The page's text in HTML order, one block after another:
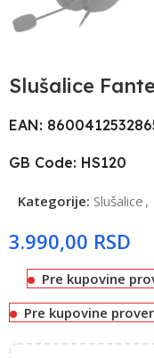
Slušalice
EAN:
GB Code: HS120
Kategorije: Slušalice ,
RSD
Pre kupovine
Pre kupovine